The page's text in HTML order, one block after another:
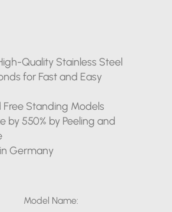
Quality Stainless Steel
for Fast and Easy
Standing Models
by 550% by Peeling and
Germany
Model Name: